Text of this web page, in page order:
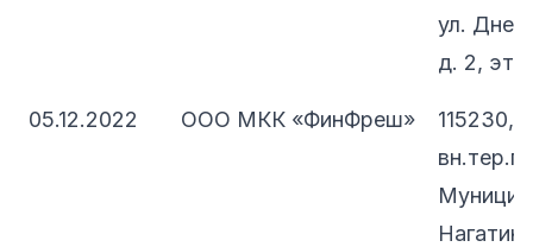
ул.
д. 2, эт.
05.12.2022 ООО МКК «ФинФреш»
115230,
вн.тер.г.